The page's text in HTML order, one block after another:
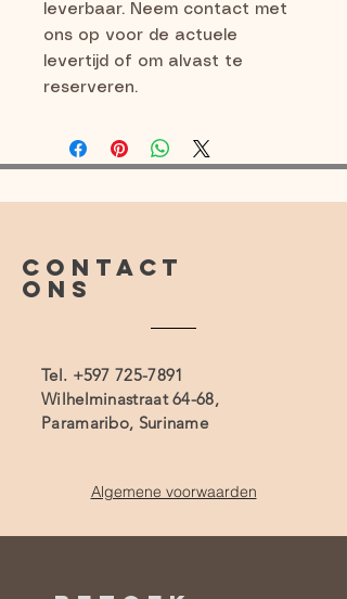
leverbaar. Neem contact met
ons op voor de actuele
levertijd of om alvast te
reserveren.
CONTACT
ONS
Tel. +597 725-7891
Wilhelminastraat 64-68,
Paramaribo, Suriname
Algemene voorwaarden